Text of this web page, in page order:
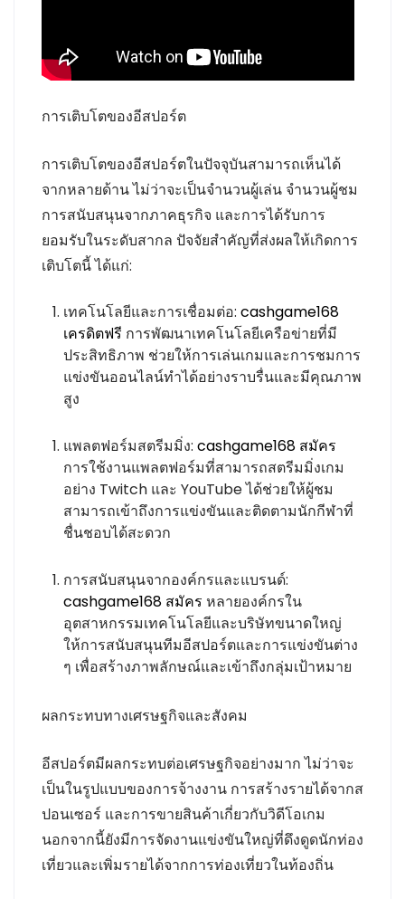
การเติบโตของอีสปอร์ต
การเติบโตของอีสปอร์ตในปัจจุบันสามารถเห็นได้
จากหลายด้าน ไม่ว่าจะเป็นจำนวนผู้เล่น จำนวนผู้ชม
การสนับสนุนจากภาคธุรกิจ และการได้รับการ
ยอมรับในระดับสากล ปัจจัยสำคัญที่ส่งผลให้เกิดการ
เติบโตนี้ ได้แก่:
เทคโนโลยีและการเชื่อมต่อ: cashgame168
เครดิตฟรี การพัฒนาเทคโนโลยีเครือข่ายที่มี
ประสิทธิภาพ ช่วยให้การเล่นเกมและการชมการ
แข่งขันออนไลน์ทำได้อย่างราบรื่นและมีคุณภาพ
สูง
แพลตฟอร์มสตรีมมิ่ง: cashgame168 สมัคร
การใช้งานแพลตฟอร์มที่สามารถสตรีมมิ่งเกม
อย่าง Twitch และ YouTube ได้ช่วยให้ผู้ชม
สามารถเข้าถึงการแข่งขันและติดตามนักกีฬาที่
ชื่นชอบได้สะดวก
การสนับสนุนจากองค์กรและแบรนด์:
cashgame168 สมัคร หลายองค์กรใน
อุตสาหกรรมเทคโนโลยีและบริษัทขนาดใหญ่
ให้การสนับสนุนทีมอีสปอร์ตและการแข่งขันต่าง
ๆ เพื่อสร้างภาพลักษณ์และเข้าถึงกลุ่มเป้าหมาย
ผลกระทบทางเศรษฐกิจและสังคม
อีสปอร์ตมีผลกระทบต่อเศรษฐกิจอย่างมาก ไม่ว่าจะ
เป็นในรูปแบบของการจ้างงาน การสร้างรายได้จากส
ปอนเซอร์ และการขายสินค้าเกี่ยวกับวิดีโอเกม
นอกจากนี้ยังมีการจัดงานแข่งขันใหญ่ที่ดึงดูดนักท่อง
เที่ยวและเพิ่มรายได้จากการท่องเที่ยวในท้องถิ่น